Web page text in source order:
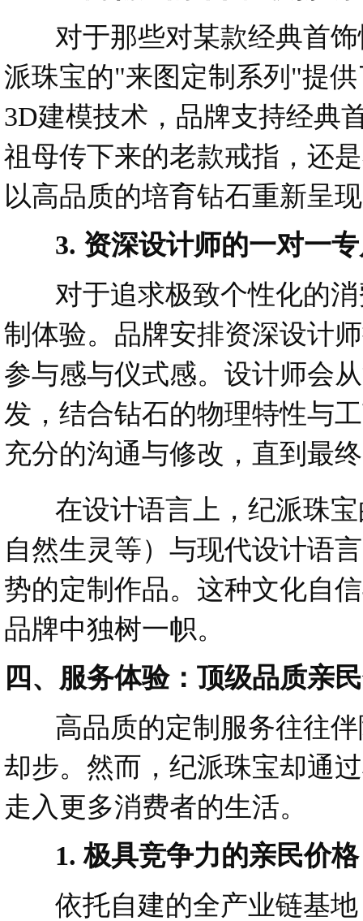
对于那些对某款经典首饰
派珠宝的"来图定制系列"提
3D建模技术，品牌支持经典
祖母传下来的老款戒指，还
以高品质的培育钻石重新呈
3. 资深设计师的一对一专
对于追求极致个性化的消
制体验。品牌安排资深设计
参与感与仪式感。设计师会
发，结合钻石的物理特性与
充分的沟通与修改，直到最
在设计语言上，纪派珠宝
自然生灵等）与现代设计语
势的定制作品。这种文化自
品牌中独树一帜。
四、服务体验：顶级品质亲
高品质的定制服务往往伴
却步。然而，纪派珠宝却通
走入更多消费者的生活。
1. 极具竞争力的亲民价格
依托自建的全产业链基地